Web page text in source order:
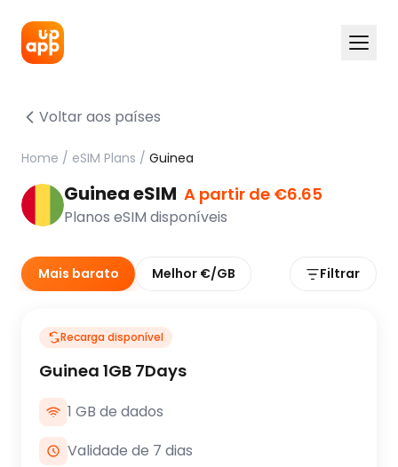
Voltar aos países
Home / eSIM Plans / Guinea
Guinea eSIM A partir de €6.65
Planos eSIM disponíveis
Mais barato Melhor €/GB Filtrar
Recarga disponível
Guinea 1GB 7Days
1 GB de dados
Validade de 7 dias